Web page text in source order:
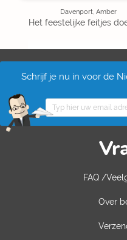
Davenport, Amber
Het feestelijke feitjes
Schrijf je nu in voor de
FAQ /
Over